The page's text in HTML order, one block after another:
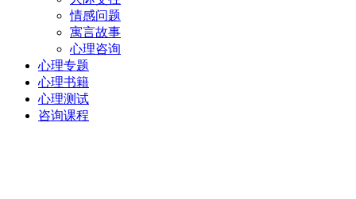
情感问题
寓言故事
心理咨询
心理专题
心理书籍
心理测试
咨询课程